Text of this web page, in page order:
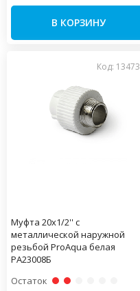
В КОРЗИНУ
Код: 13473
Муфта 20x1/2'' с
металлической наружной
резьбой ProAqua белая
PA23008Б
Остаток